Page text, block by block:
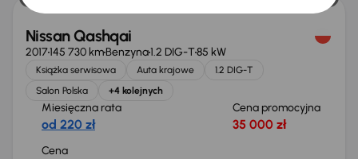
Nissan Qashqai
2017145 730 kmBenzyna1.2 DIG-T85 kW
Książka serwisowa Auta krajowe
1.2 DIG-T
Salon Polska
+4 kolejnych
Miesięczna rata
od 220 zł
Cena promocyjna
35 000 zł
Cena